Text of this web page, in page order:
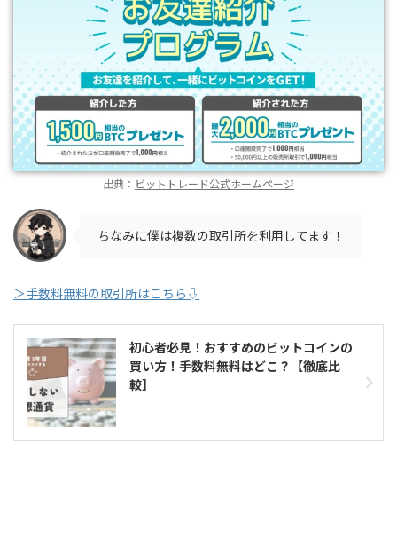
出典： ビットトレード公式ホームページ
ちなみに僕は複数の取引所を利用してます！
＞手数料無料の取引所はこちら⇩
初心者必見！おすすめのビットコインの
買い方！手数料無料はどこ？【徹底比
較】